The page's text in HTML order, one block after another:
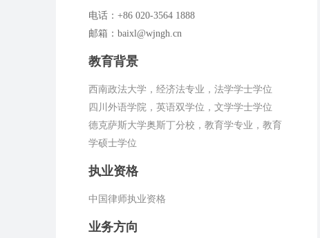
电话：+86 020-3564 1888
邮箱：baixl@wjngh.cn
教育背景
西南政法大学，经济法专业，法学学士学位
四川外语学院，英语双学位，文学学士学位
德克萨斯大学奥斯丁分校，教育学专业，教育
学硕士学位
执业资格
中国律师执业资格
业务方向